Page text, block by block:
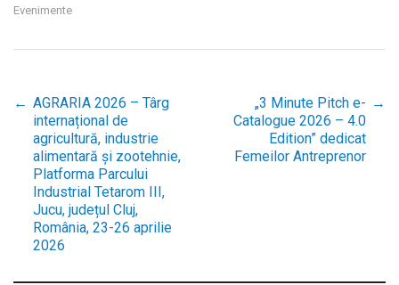
Evenimente
Post
navigation
← AGRARIA 2026 – Târg
internațional de
agricultură, industrie
alimentară și zootehnie,
Platforma Parcului
Industrial Tetarom III,
Jucu, județul Cluj,
România, 23-26 aprilie
2026
„3 Minute Pitch e-
Catalogue 2026 – 4.0
Edition” dedicat
Femeilor Antreprenor
→